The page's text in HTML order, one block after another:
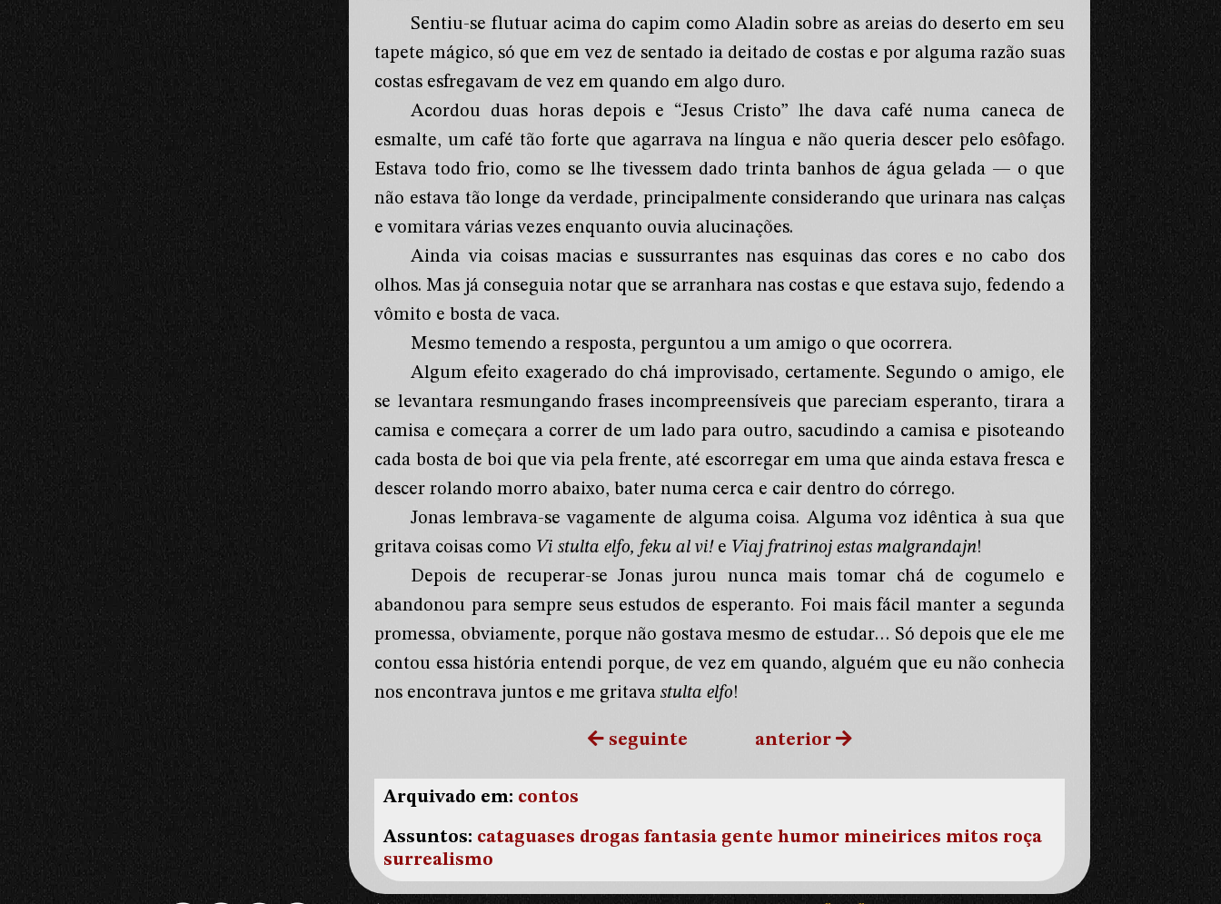
Sentiu-se flutuar acima do capim como Aladin sobre as areias do deserto em seu
tapete mágico, só que em vez de sentado ia deitado de costas e por alguma razão suas
costas esfregavam de vez em quando em algo duro.
Acordou duas horas depois e “Jesus Cristo” lhe dava café numa caneca de
esmalte, um café tão forte que agarrava na língua e não queria descer pelo esôfago.
Estava todo frio, como se lhe tivessem dado trinta banhos de água gelada — o que
não estava tão longe da verdade, principalmente considerando que urinara nas calças
e vomitara várias vezes enquanto ouvia alucinações.
Ainda via coisas macias e sussurrantes nas esquinas das cores e no cabo dos
olhos. Mas já conseguia notar que se arranhara nas costas e que estava sujo, fedendo a
vômito e bosta de vaca.
Mesmo temendo a resposta, perguntou a um amigo o que ocorrera.
Algum efeito exagerado do chá improvisado, certamente. Segundo o amigo, ele
se levantara resmungando frases incompreensíveis que pareciam esperanto, tirara a
camisa e começara a correr de um lado para outro, sacudindo a camisa e pisoteando
cada bosta de boi que via pela frente, até escorregar em uma que ainda estava fresca e
descer rolando morro abaixo, bater numa cerca e cair dentro do córrego.
Jonas lembrava-se vagamente de alguma coisa. Alguma voz idêntica à sua que
gritava coisas como Vi stulta elfo, feku al vi! e Viaj fratrinoj estas malgrandajn!
Depois de recuperar-se Jonas jurou nunca mais tomar chá de cogumelo e
abandonou para sempre seus estudos de esperanto. Foi mais fácil manter a segunda
promessa, obviamente, porque não gostava mesmo de estudar… Só depois que ele me
contou essa história entendi porque, de vez em quando, alguém que eu não conhecia
nos encontrava juntos e me gritavastulta elfo!
seguinte anterior
Arquivado em: contos
Assuntos: cataguases drogas fantasia gente humor mineirices mitos roça
surrealismo